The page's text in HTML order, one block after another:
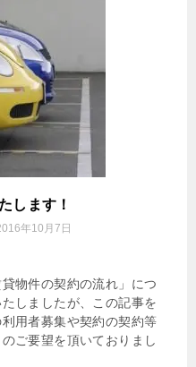
します！
年10月7日
物件の契約の流れ」につ
しましたが、この記事を
用者募集や契約の契約等
ご要望を頂いておりまし